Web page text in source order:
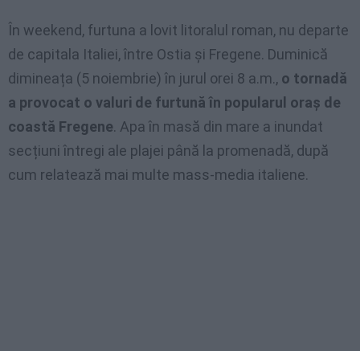
În weekend, furtuna a lovit litoralul roman, nu departe
de capitala Italiei, între Ostia și Fregene. Duminică
dimineața (5 noiembrie) în jurul orei 8 a.m., o tornadă
a provocat o valuri de furtună în popularul oraș de
coastă Fregene. Apa în masă din mare a inundat
secțiuni întregi ale plajei până la promenadă, după
cum relatează mai multe mass-media italiene.